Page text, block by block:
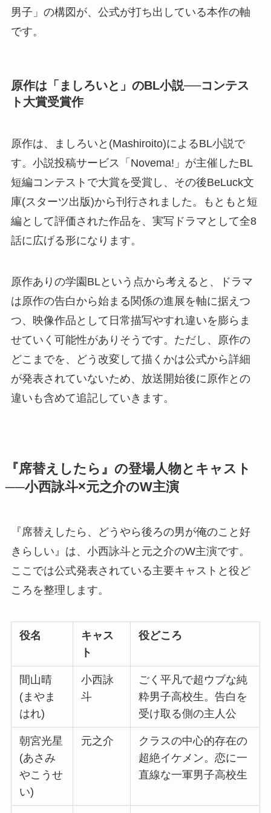
男子」の構図が、公式が打ち出している本作の軸
です。
原作は「ましろいと」のBL小説──コンテス
ト大賞受賞作
原作は、ましろいと(Mashiroito)によるBL小説で
す。小説投稿サービス「Novema!」が主催したBL
短編コンテストで大賞を受賞し、その後BeLuck文
庫(スターツ出版)から刊行されました。もともと短
編として評価された作品を、実写ドラマとして全8
話に広げる形になります。
原作ありの学園BLという点から考えると、ドラマ
は原作の告白から始まる関係の進展を軸に据えつ
つ、映像作品として日常描写やすれ違いを膨らま
せていく可能性がありそうです。ただし、原作の
どこまでを、どう改変して描くかは公式から詳細
が発表されていないため、放送開始後に原作との
違いも含めて追記していきます。
『席替えしたら』の登場人物とキャスト
──小西詠斗×元之介のW主演
『席替えしたら、どうやら後ろの男が俺のこと好
きらしい』は、小西詠斗と元之介のW主演です。
ここでは公式発表されている主要キャストと役ど
ころを整理します。
役名
キャス
ト
役どころ
間山晴
(まやま
はれ)
小西詠
斗
ごく平凡で超ウブな純
粋男子高校生。告白を
受け取る側の主人公
朝宮光星
(あさみ
やこうせ
い)
元之介
クラスの中心的存在の
超絶イケメン。恋に一
直線な一軍男子高校生